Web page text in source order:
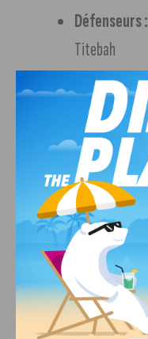
Défenseurs
Titebah
Milieux de
Saber, Souici
Informations
Pour réserver votre
ligne (suivre le lien).
J'AIME LE DFCO